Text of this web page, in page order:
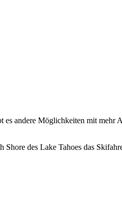
andere Möglichkeiten mit mehr
des Lake Tahoes das